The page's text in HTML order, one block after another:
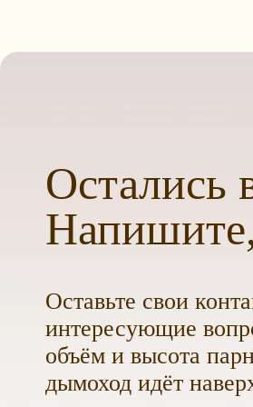
Остались
Оставьте свои
интересующие
объём и высота
дымоход идёт